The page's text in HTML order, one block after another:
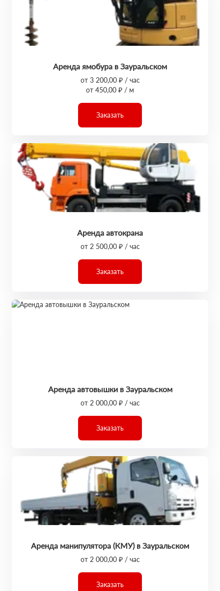
Аренда ямобура в Зауральском
от 3 200,00 ₽ / час
от 450,00 ₽ / м
Заказать
Аренда автокрана
от 2 500,00 ₽ / час
Заказать
Аренда автовышки в Зауральском
от 2 000,00 ₽ / час
Заказать
Аренда манипулятора (КМУ) в Зауральском
от 2 000,00 ₽ / час
Заказать